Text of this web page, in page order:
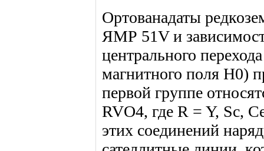
Ортованадаты
ЯМР 51V и
центрального
магнитного поля Н0)
первой группе
RVO4, где R = Y, Sc,
этих соединений